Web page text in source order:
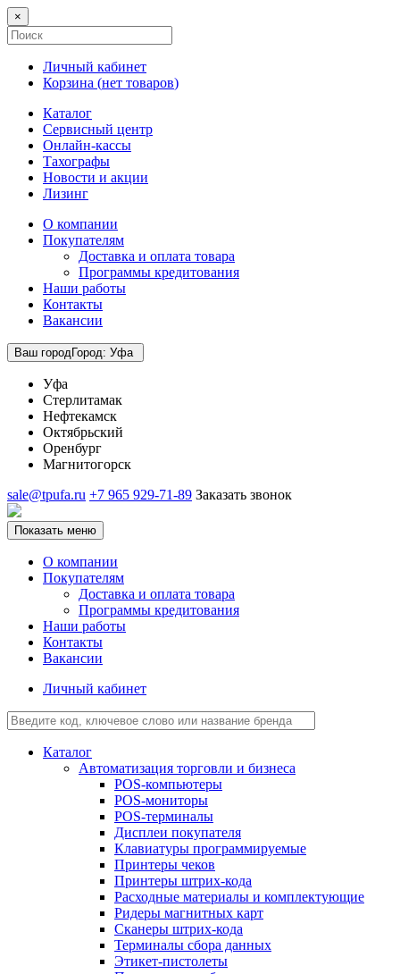
×
Личный кабинет
Корзина (нет товаров)
Каталог
Сервисный центр
Онлайн-кассы
Тахографы
Новости и акции
Лизинг
О компании
Покупателям
Доставка и оплата товара
Программы кредитования
Наши работы
Контакты
Вакансии
Ваш городГород: Уфа
Уфа
Стерлитамак
Нефтекамск
Октябрьский
Оренбург
Магнитогорск
sale@tpufa.ru +7 965 929-71-89 Заказать звонок
Показать меню
О компании
Покупателям
Доставка и оплата товара
Программы кредитования
Наши работы
Контакты
Вакансии
Личный кабинет
Каталог
Автоматизация торговли и бизнеса
POS-компьютеры
POS-мониторы
POS-терминалы
Дисплеи покупателя
Клавиатуры программируемые
Принтеры чеков
Принтеры штрих-кода
Расходные материалы и комплектующие
Ридеры магнитных карт
Сканеры штрих-кода
Терминалы сбора данных
Этикет-пистолеты